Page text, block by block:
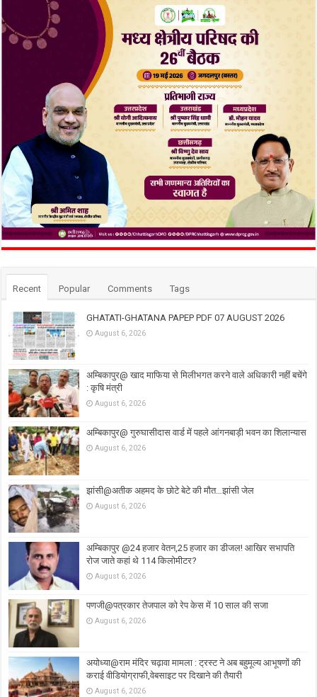
Recent Popular Comments Tags
GHATATI-GHATANA PAPEP PDF 07 AUGUST 2026
August 6, 2026
अम्बिकापुर@ खाद माफिया से मिलीभगत करने वाले अधिकारी नहीं बचेंगे
: कृषि मंत्री
August 6, 2026
अम्बिकापुर@ गुरुघासीदास वार्ड में पहले आंगनबाड़ी भवन का शिलान्यास
August 6, 2026
झांसी@अतीक अहमद के छोटे बेटे की मौत…झांसी जेल
August 6, 2026
अम्बिकापुर @24 हजार वेतन,25 हजार का डीजल! आखिर सभापति
रोज जाते कहां थे 114 किलोमीटर?
August 6, 2026
पणजी@पत्रकार तेजपाल को रेप केस में 10 साल की सजा
August 6, 2026
अयोध्या@राम मंदिर चढ़ावा मामला : ट्रस्ट ने अब बहुमूल्य आभूषणों की
कराई वीडियोग्राफी,वेबसाइट पर दिखाने की तैयारी
August 6, 2026